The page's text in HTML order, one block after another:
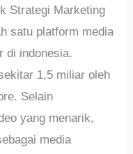
Strategi Marketing
satu platform media
di indonesia.
1,5 miliar oleh
Selain
yang menarik,
media